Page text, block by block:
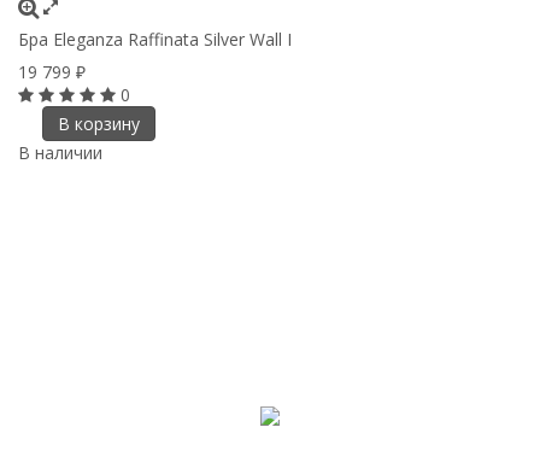
Бра Eleganza Raffinata Silver Wall I
19 799 ₽
0
В корзину
В наличии